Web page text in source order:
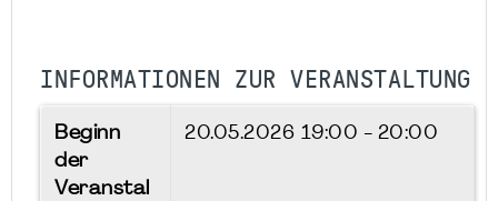
INFORMATIONEN ZUR VERANSTALTUNG
Beginn
der
Veranstal
20.05.2026 19:00 - 20:00